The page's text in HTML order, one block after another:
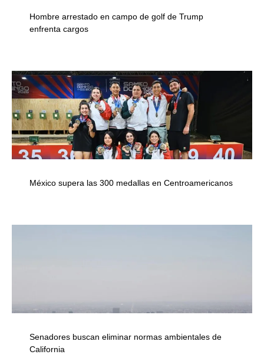
Hombre arrestado en campo de golf de Trump
enfrenta cargos
México supera las 300 medallas en Centroamericanos
Senadores buscan eliminar normas ambientales de
California